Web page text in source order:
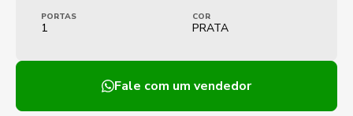
PORTAS
1
COR
PRATA
Fale com um vendedor